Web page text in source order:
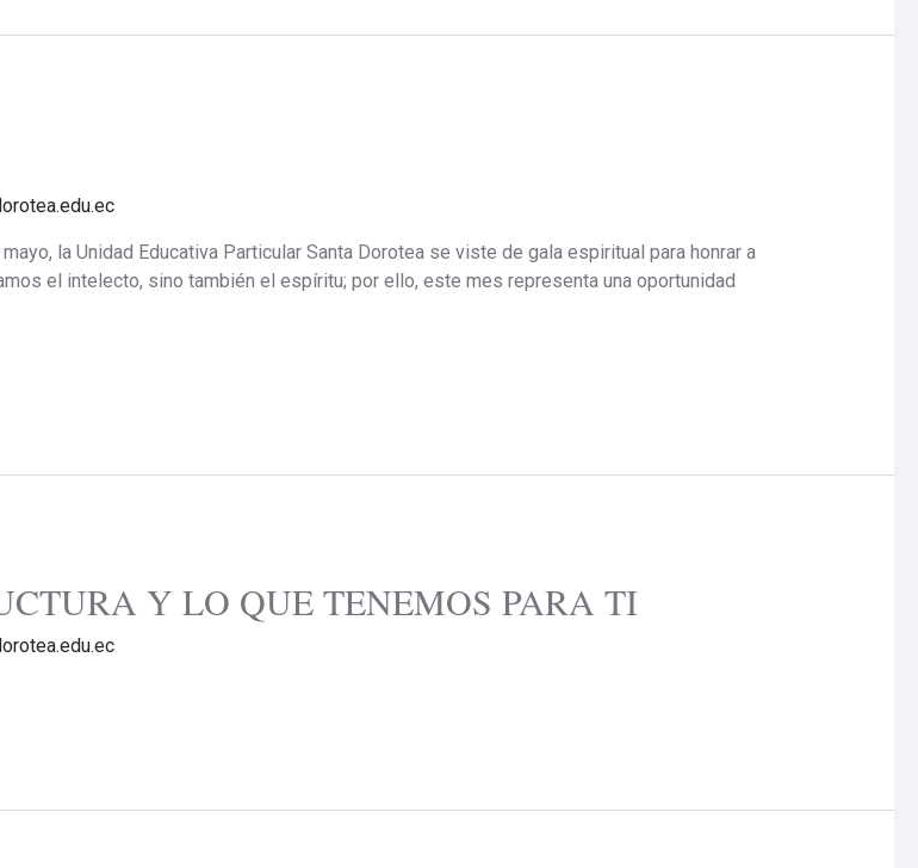
la Unidad Educativa Particular Santa Dorotea se viste de gala espiritual para honrar a
el intelecto, sino también el espíritu; por ello, este mes representa una oportunidad
Y LO QUE TENEMOS PARA TI